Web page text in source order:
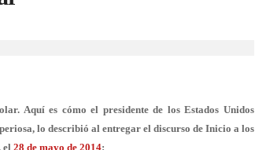
Aquí es cómo el presidente de los Estados Unidos
lo describió al entregar el discurso de Inicio a los
el 28 de mayo de 2014: